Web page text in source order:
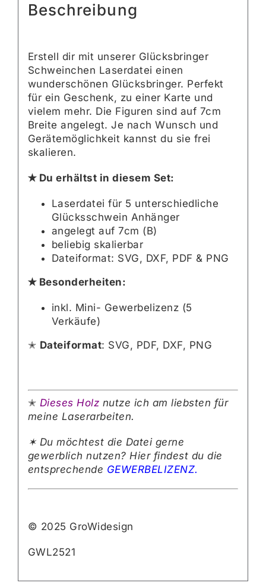
Beschreibung
Erstell dir mit unserer Glücksbringer
Schweinchen Laserdatei einen
wunderschönen Glücksbringer. Perfekt
für ein Geschenk, zu einer Karte und
vielem mehr. Die Figuren sind auf 7cm
Breite angelegt. Je nach Wunsch und
Gerätemöglichkeit kannst du sie frei
skalieren.
✭ Du erhältst in diesem Set:
Laserdatei für 5 unterschiedliche
Glücksschwein Anhänger
angelegt auf 7cm (B)
beliebig skalierbar
Dateiformat: SVG, DXF, PDF & PNG
✭ Besonderheiten:
inkl. Mini- Gewerbelizenz (5
Verkäufe)
✭ Dateiformat: SVG, PDF, DXF, PNG
✭ Dieses Holz nutze ich am liebsten für
meine Laserarbeiten.
✶ Du möchtest die Datei gerne
gewerblich nutzen? Hier findest du die
entsprechende GEWERBELIZENZ.
© 2025 GroWidesign
GWL2521